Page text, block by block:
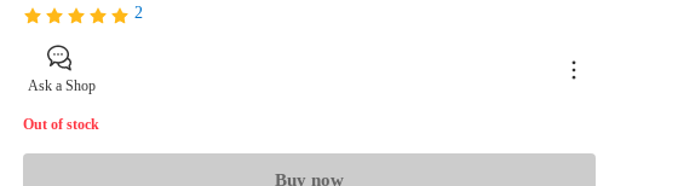
2
Ask a Shop
Out of stock
Buy now